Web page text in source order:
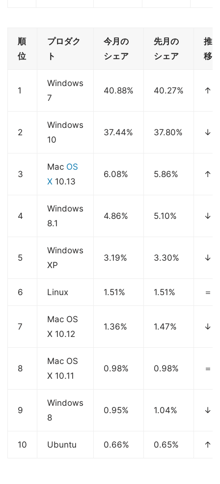
順
位
プロダク
ト
今月の
シェア
先月の
シェア
推
移
1
Windows
7
40.88% 40.27% ↑
2
Windows
10
37.44% 37.80% ↓
3
Mac OS
X 10.13
6.08% 5.86% ↑
4
Windows
8.1
4.86% 5.10% ↓
5
Windows
XP
3.19% 3.30% ↓
6 Linux 1.51% 1.51% ＝
7
Mac OS
X 10.12
1.36% 1.47% ↓
8
Mac OS
X 10.11
0.98% 0.98% ＝
9
Windows
8
0.95% 1.04% ↓
10 Ubuntu 0.66% 0.65% ↑